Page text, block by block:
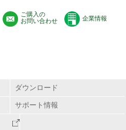
ご購入の
お問い合わせ
企業情報
ダウンロード
サポート情報